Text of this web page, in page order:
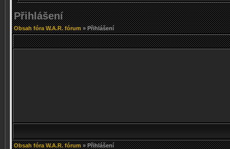
Přihlášení
Obsah fóra W.A.R. fórum» Přihlášení
Obsah fóra W.A.R. fórum» Přihlášení